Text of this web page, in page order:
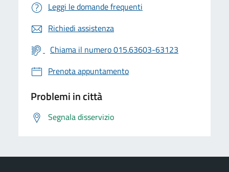
Leggi le domande frequenti
Richiedi assistenza
Chiama il numero 015.63603-63123
Prenota appuntamento
Problemi in città
Segnala disservizio